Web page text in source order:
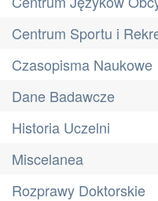
Centrum Sportu i
Czasopisma Naukowe
Dane Badawcze
Historia Uczelni
Miscelanea
Rozprawy Doktorskie